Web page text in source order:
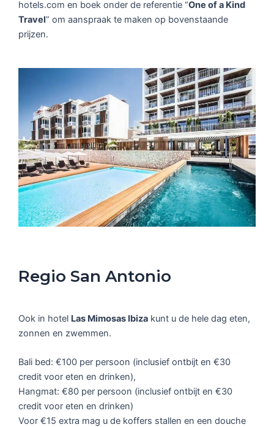
hotels.com en boek onder de referentie “One of a Kind
Travel” om aanspraak te maken op bovenstaande
prijzen.
Regio San Antonio
Ook in hotel Las Mimosas Ibiza kunt u de hele dag eten,
zonnen en zwemmen.
Bali bed: €100 per persoon (inclusief ontbijt en €30
credit voor eten en drinken),
Hangmat: €80 per persoon (inclusief ontbijt en €30
credit voor eten en drinken)
Voor €15 extra mag u de koffers stallen en een douche